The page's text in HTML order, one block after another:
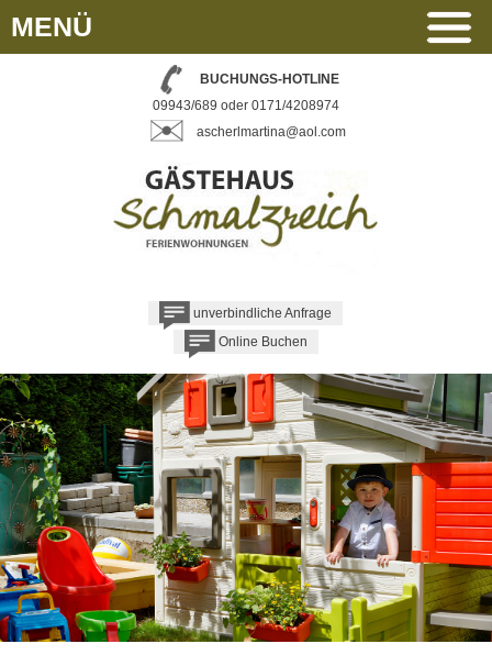
BUCHUNGS-HOTLINE
09943/689 oder 0171/4208974
ascherlmartina@aol.com
unverbindliche Anfrage
Online Buchen
MENÜ